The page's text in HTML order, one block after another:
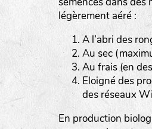
légèrement aéré :
A l’abri des
Au sec
Au frais (en
Eloigné des
des réseaux
En production
haies
zone
mare